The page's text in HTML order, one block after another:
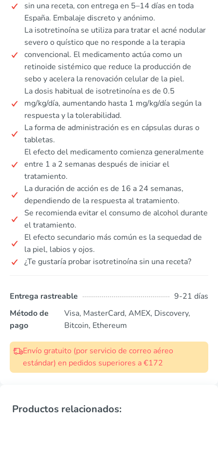
sin una receta, con entrega en 5–14 días en toda
España. Embalaje discreto y anónimo.
La isotretinoína se utiliza para tratar el acné nodular
severo o quístico que no responde a la terapia
convencional. El medicamento actúa como un
retinoide sistémico que reduce la producción de
sebo y acelera la renovación celular de la piel.
La dosis habitual de isotretinoína es de 0.5
mg/kg/día, aumentando hasta 1 mg/kg/día según la
respuesta y la tolerabilidad.
La forma de administración es en cápsulas duras o
tabletas.
El efecto del medicamento comienza generalmente
entre 1 a 2 semanas después de iniciar el
tratamiento.
La duración de acción es de 16 a 24 semanas,
dependiendo de la respuesta al tratamiento.
Se recomienda evitar el consumo de alcohol durante
el tratamiento.
El efecto secundario más común es la sequedad de
la piel, labios y ojos.
¿Te gustaría probar isotretinoína sin una receta?
Entrega rastreable
9-21 días
Método de
pago
Visa, MasterCard, AMEX, Discovery,
Bitcoin, Ethereum
Envío gratuito (por servicio de correo aéreo
estándar) en pedidos superiores a €172
Productos relacionados: